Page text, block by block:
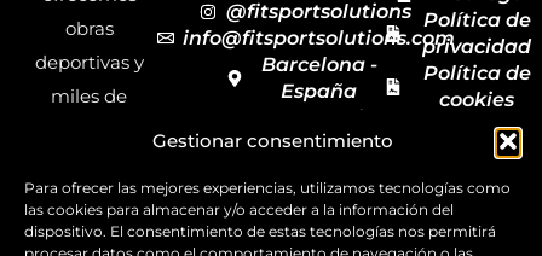
Gestionar consentimiento
Para ofrecer las mejores experiencias, utilizamos tecnologías como
las cookies para almacenar y/o acceder a la información del
dispositivo. El consentimiento de estas tecnologías nos permitirá
obras
deportivas y
miles de
deportivos
para todas las
@fitsportsolutions
info@fitsportsolutions.com
Barcelona -
España
Formulario
de contacto
Política de
privacidad
Política de
cookies
Mapa del